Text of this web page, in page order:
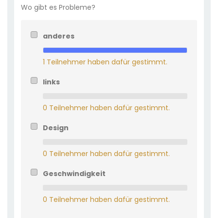
Wo gibt es Probleme?
anderes
1 Teilnehmer haben dafür gestimmt.
links
0 Teilnehmer haben dafür gestimmt.
Design
0 Teilnehmer haben dafür gestimmt.
Geschwindigkeit
0 Teilnehmer haben dafür gestimmt.